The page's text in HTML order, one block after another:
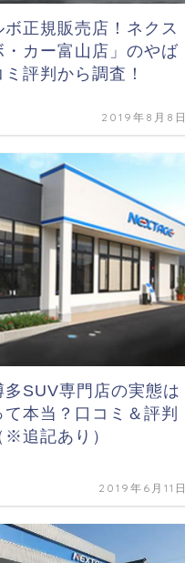
正規販売店！ネクス
・カー富山店」のやば
評判から調査！
2019年8月8日
SUV専門店の実態は
本当？口コミ＆評判
※追記あり）
2019年6月11日